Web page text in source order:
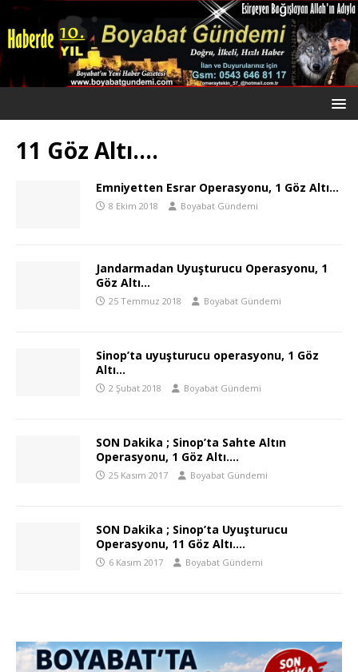
11 Göz Altı….
Emniyetten Esrar Operasyonu, 1 Göz Altı…
8 Ekim 2018 Boyabat Gündemi
Jandarmadan Uyuşturucu Operasyonu, 1
Göz Altı…
25 Temmuz 2018 Boyabat Gündemi
Sinop’ta uyuşturucu operasyonu, 1 Göz
Altı…
2 Şubat 2018 Boyabat Gündemi
SON Dakika ; Sinop’ta Sahte Altın
Operasyonu, 1 Göz Altı….
25 Kasım 2017 Boyabat Gündemi
SON Dakika ; Sinop’ta Uyuşturucu
Operasyonu, 11 Göz Altı….
6 Kasım 2017 Boyabat Gündemi